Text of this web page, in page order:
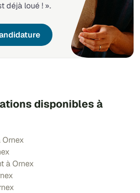
déjà loué ! ».
disponibles à
à Ornex